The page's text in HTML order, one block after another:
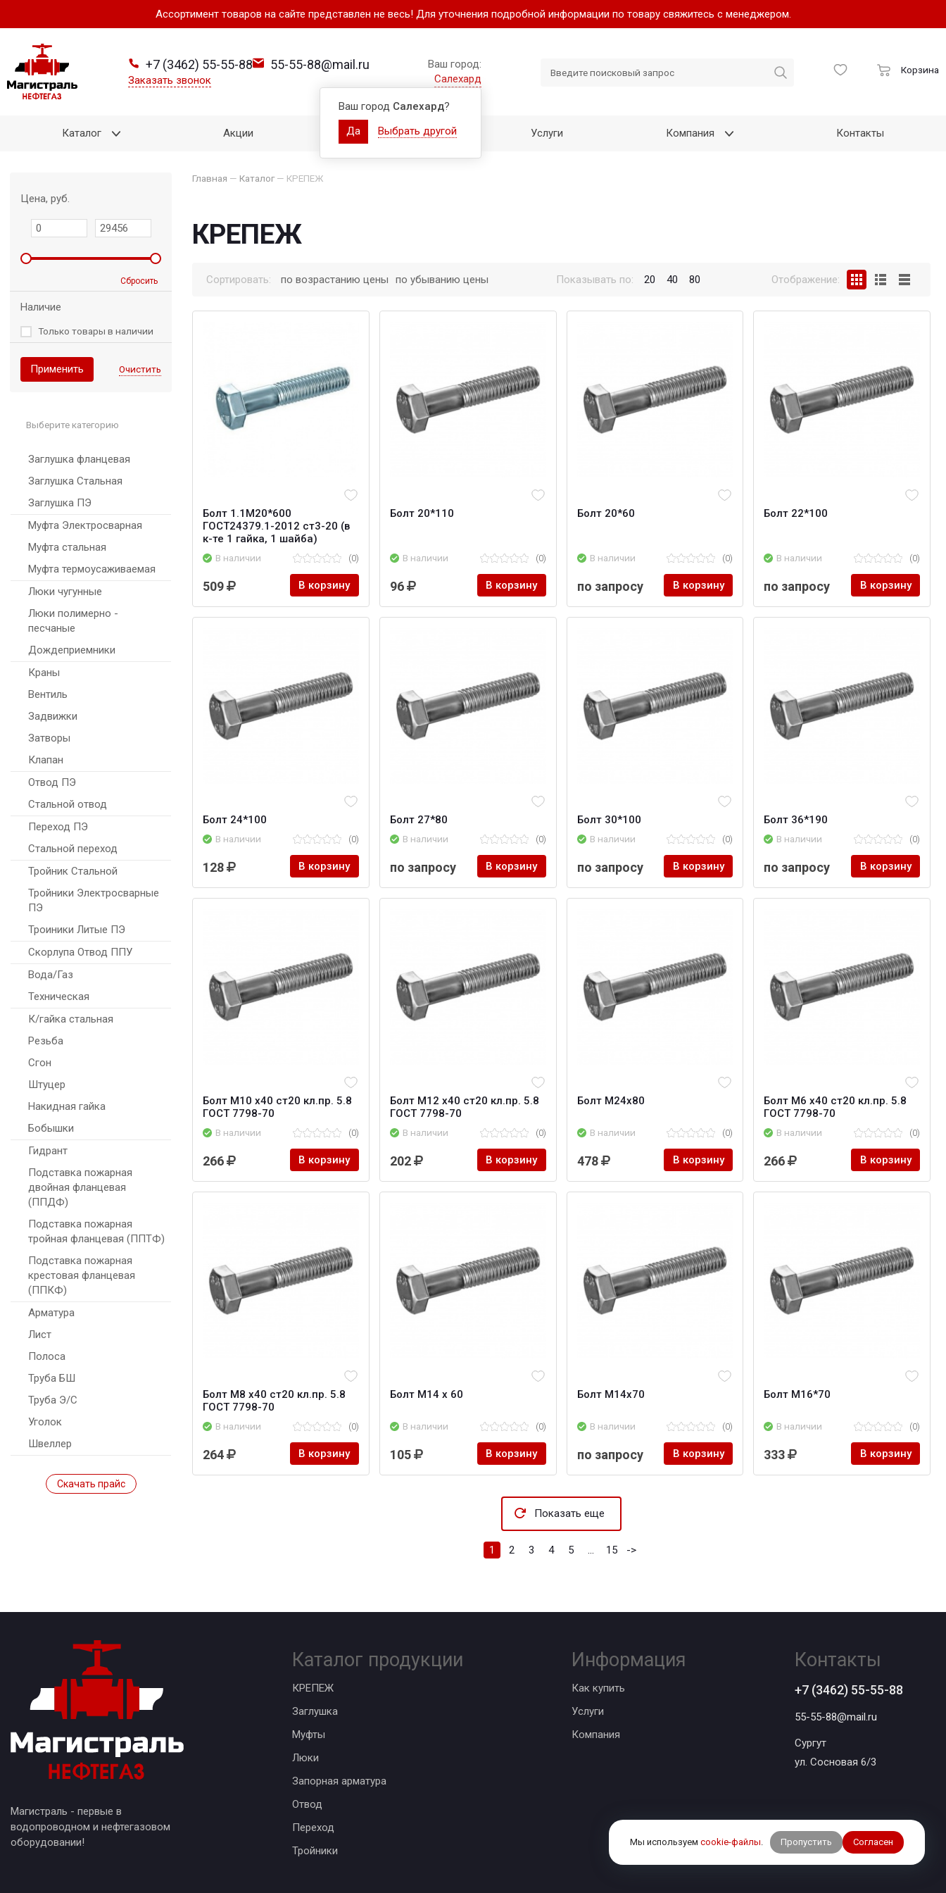
Ассортимент товаров на сайте представлен не весь! Для уточнения подробной информации по товару свяжитесь с менеджером.
+7 (3462) 55-55-88
Заказать звонок
55-55-88@mail.ru
Ваш город:
Салехард
Ваш город Салехард?
Да
Выбрать другой
Корзина
Каталог Акции Как купить Услуги Компания Контакты
Выберите категорию
Заглушка фланцевая
Заглушка Стальная
Заглушка ПЭ
Муфта Электросварная
Муфта стальная
Муфта термоусаживаемая
Люки чугунные
Люки полимерно -
песчаные
Дождеприемники
Краны
Вентиль
Задвижки
Затворы
Клапан
Отвод ПЭ
Стальной отвод
Переход ПЭ
Стальной переход
Тройник Стальной
Тройники Электросварные
ПЭ
Троиники Литые ПЭ
Скорлупа Отвод ППУ
Вода/Газ
Техническая
К/гайка стальная
Резьба
Сгон
Штуцер
Накидная гайка
Бобышки
Гидрант
Подставка пожарная
двойная фланцевая
(ППДФ)
Подставка пожарная
тройная фланцевая (ППТФ)
Подставка пожарная
крестовая фланцевая
(ППКФ)
Арматура
Лист
Полоса
Труба БШ
Труба Э/С
Уголок
Швеллер
Цена, руб.
Сбросить
Наличие
Только товары в наличии
Применить Очистить
Скачать прайс
Главная — Каталог — КРЕПЕЖ
КРЕПЕЖ
Сортировать: по возрастанию цены по убыванию цены Показывать по: 20 40 80 Отображение:
Болт 1.1М20*600
ГОСТ24379.1-2012 ст3-20 (в
к-те 1 гайка, 1 шайба)
В наличии (0)
509 В корзину
Болт 20*110
В наличии (0)
96 В корзину
Болт 20*60
В наличии (0)
по запросу В корзину
Болт 22*100
В наличии (0)
по запросу В корзину
Болт 24*100
В наличии (0)
128 В корзину
Болт 27*80
В наличии (0)
по запросу В корзину
Болт 30*100
В наличии (0)
по запросу В корзину
Болт 36*190
В наличии (0)
по запросу В корзину
Болт M10 х40 ст20 кл.пр. 5.8
ГОСТ 7798-70
В наличии (0)
266 В корзину
Болт M12 х40 ст20 кл.пр. 5.8
ГОСТ 7798-70
В наличии (0)
202 В корзину
Болт M24х80
В наличии (0)
478 В корзину
Болт M6 х40 ст20 кл.пр. 5.8
ГОСТ 7798-70
В наличии (0)
266 В корзину
Болт M8 х40 ст20 кл.пр. 5.8
ГОСТ 7798-70
В наличии (0)
264 В корзину
Болт М14 х 60
В наличии (0)
105 В корзину
Болт М14х70
В наличии (0)
по запросу В корзину
Болт М16*70
В наличии (0)
333 В корзину
Показать еще
1 2 3 4 5 ... 15 ->
Магистраль - первые в
водопроводном и нефтегазовом
оборудовании!
Каталог продукции
КРЕПЕЖ
Заглушка
Муфты
Люки
Запорная арматура
Отвод
Переход
Тройники
Информация
Как купить
Услуги
Компания
Контакты
+7 (3462) 55-55-88
55-55-88@mail.ru
Сургут
ул. Сосновая 6/3
Мы используем cookie-файлы. Пропустить Согласен